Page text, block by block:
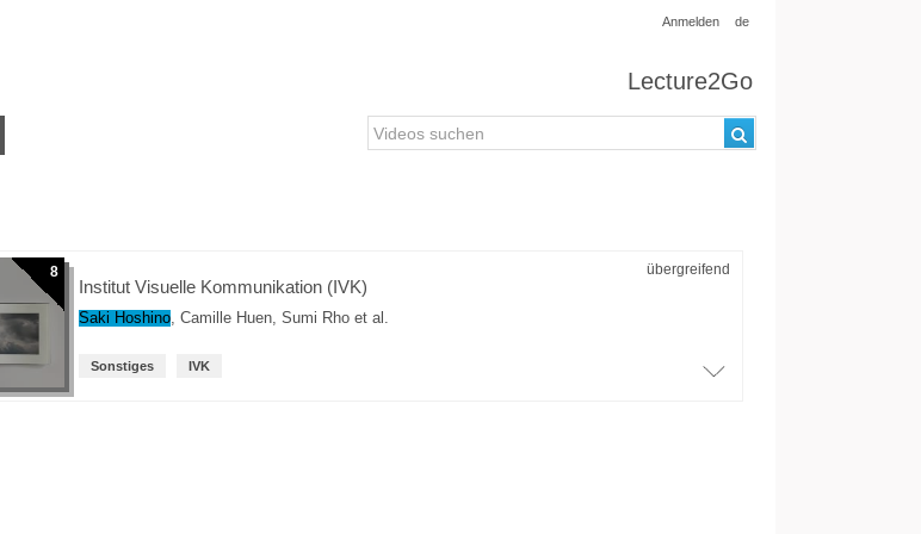
Anmelden de
Lecture2Go
8 übergreifend
Institut Visuelle Kommunikation (IVK)
Saki Hoshino,Camille Huen,Sumi Rho et al.
Sonstiges IVK